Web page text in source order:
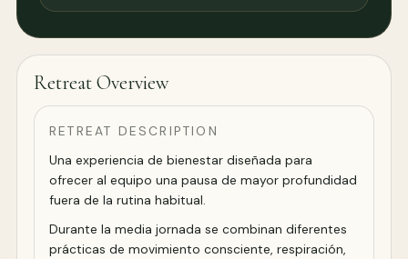
Retreat Overview
RETREAT DESCRIPTION
Una experiencia de bienestar diseñada para
ofrecer al equipo una pausa de mayor profundidad
fuera de la rutina habitual.
Durante la media jornada se combinan diferentes
prácticas de movimiento consciente, respiración,